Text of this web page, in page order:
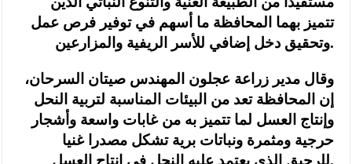
تتميز بهما المحافظة ما أسهم في توفير فرص عمل
وتحقيق دخل إضافي للأسر الريفية والمزارعين.
وقال مدير زراعة عجلون المهندس صيتان السرحان،
إن المحافظة تعد من البيئات المناسبة لتربية النحل
وإنتاج العسل لما تتميز به من غابات واسعة وأشجار
حرجية ومثمرة ونباتات برية تشكل مصدرا غنيا
للرحيق الذي يعتمد عليه النحل في إنتاج العسل.